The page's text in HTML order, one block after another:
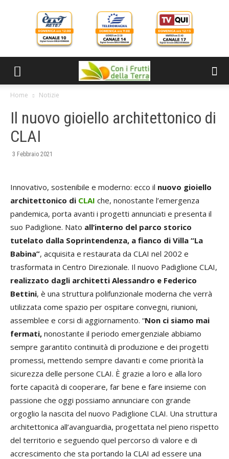
Home Notizie
Il nuovo gioiello architettonico di
CLAI
3 Febbraio 2021
Innovativo, sostenibile e moderno: ecco il nuovo gioiello
architettonico di CLAI che, nonostante l’emergenza
pandemica, porta avanti i progetti annunciati e presenta il
suo Padiglione. Nato all’interno del parco storico
tutelato dalla Soprintendenza, a fianco di Villa “La
Babina”, acquisita e restaurata da CLAI nel 2002 e
trasformata in Centro Direzionale. Il nuovo Padiglione CLAI,
realizzato dagli architetti Alessandro e Federico
Bettini, è una struttura polifunzionale moderna che verrà
utilizzata come spazio per ospitare convegni, riunioni,
assemblee e corsi di aggiornamento. “Non ci siamo mai
fermati, nonostante il periodo emergenziale abbiamo
sempre garantito continuità di produzione e dei progetti
promessi, mettendo sempre davanti e come priorità la
sicurezza delle persone CLAI. È grazie a loro e alla loro
forte capacità di cooperare, far bene e fare insieme con
passione che oggi possiamo annunciare con grande
orgoglio la nascita del nuovo Padiglione CLAI. Una struttura
architettonica all’avanguardia, progettata nel pieno rispetto
del territorio e seguendo quel percorso di valore e di
accrescimento che sta portando la CLAI ad essere una